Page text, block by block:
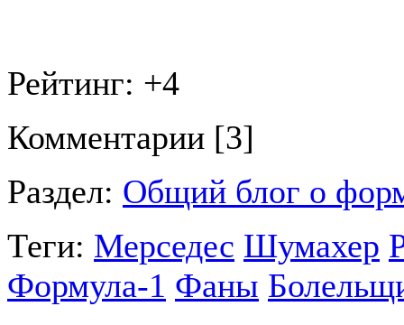
Рейтинг: +4
Комментарии [3]
Раздел: Общий блог о
Теги: Мерседес Шумахер
Формула-1 Фаны